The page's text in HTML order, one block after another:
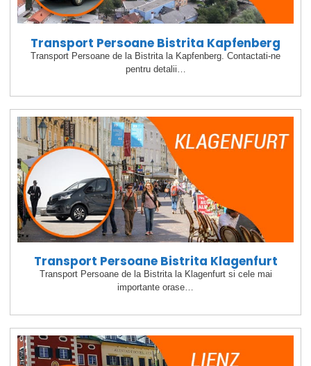
Transport Persoane Bistrita Kapfenberg
Transport Persoane de la Bistrita la Kapfenberg. Contactati-ne
pentru detalii…
Transport Persoane Bistrita Klagenfurt
Transport Persoane de la Bistrita la Klagenfurt si cele mai
importante orase…